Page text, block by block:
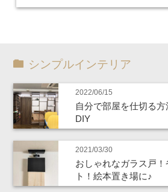
シンプルインテリア
2022/06/15
自分で部屋を仕切る
DIY
2021/03/30
おしゃれなガラス戸
ト！絵本置き場に♪